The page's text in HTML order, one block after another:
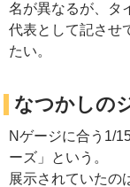
名が異なるが、タ
代表として記させ
たい。
なつかしの
Nゲージに合う1/
ーズ」という。
展示されていたの